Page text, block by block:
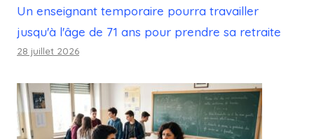
Un enseignant temporaire pourra travailler
jusqu'à l'âge de 71 ans pour prendre sa retraite
28 juillet 2026